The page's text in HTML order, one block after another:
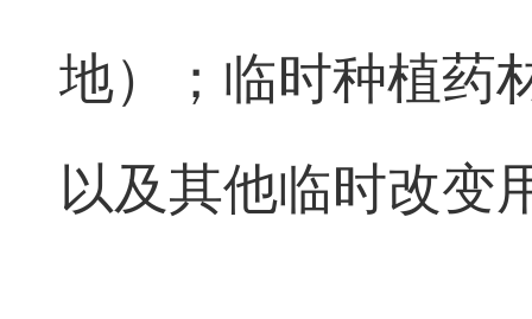
地）；临时种植药
以及其他临时改变